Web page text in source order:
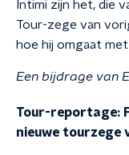
Intimi zijn het, die
Tour-zege van
hoe hij omgaat
Een bijdrage van
Tour-reportage:
nieuwe tourzege